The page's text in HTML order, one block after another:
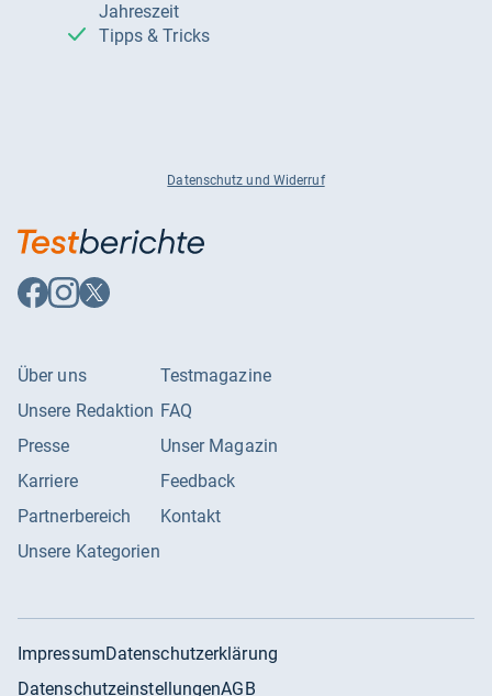
Jahreszeit
Tipps & Tricks
Datenschutz und Widerruf
Auf
Facebook
Auf
Instagram
Auf
X
Über uns
Unsere Redaktion
Presse
Karriere
Partnerbereich
Unsere Kategorien
Testmagazine
FAQ
Unser Magazin
Feedback
Kontakt
ImpressumDatenschutzerklärung
DatenschutzeinstellungenAGB